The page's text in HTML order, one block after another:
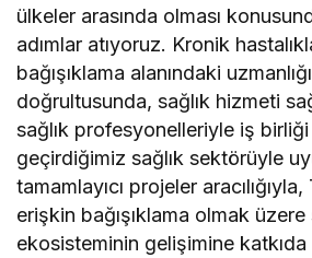
ülkeler arasında olması
adımlar atıyoruz. Kronik
bağışıklama alanındaki
doğrultusunda, sağlık hizmeti
sağlık profesyonelleriyle iş
geçirdiğimiz sağlık sektörüyle
tamamlayıcı projeler
erişkin bağışıklama olmak üzere
ekosisteminin gelişimine katkıda